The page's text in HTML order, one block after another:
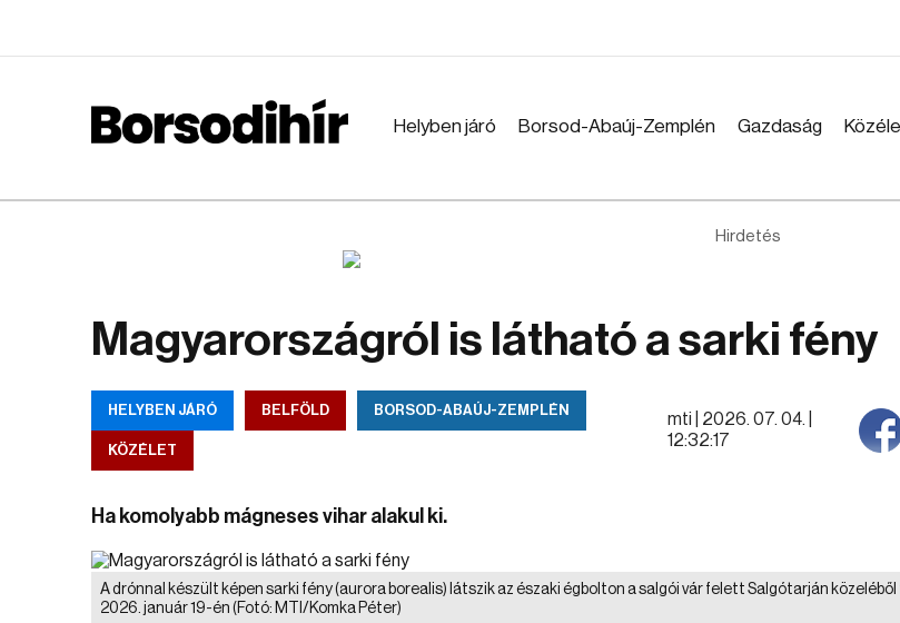
Helyben járó Borsod-Abaúj-Zemplén Gazdaság
Hirdetés
Magyarországról is látható a sarki fény
HELYBEN JÁRÓ BELFÖLD BORSOD-ABAÚJ-ZEMPLÉN
KÖZÉLET
mti | 2026. 07. 04. |
12:32:17
Ha komolyabb mágneses vihar alakul ki.
A drónnal készült képen sarki fény (aurora borealis) látszik az északi égbolton a salgói vár felett Salgótarján
2026. január 19-én (Fotó: MTI/Komka Péter)